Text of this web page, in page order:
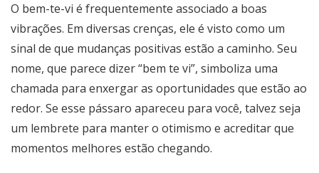
O bem-te-vi é frequentemente associado a boas
vibrações. Em diversas crenças, ele é visto como um
sinal de que mudanças positivas estão a caminho. Seu
nome, que parece dizer “bem te vi”, simboliza uma
chamada para enxergar as oportunidades que estão ao
redor. Se esse pássaro apareceu para você, talvez seja
um lembrete para manter o otimismo e acreditar que
momentos melhores estão chegando.